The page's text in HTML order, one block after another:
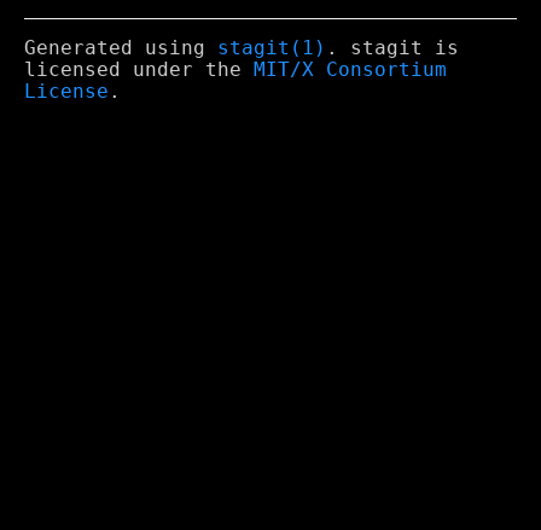
Generated using stagit(1) . stagit is
licensed under the
MIT/X Consortium
License .